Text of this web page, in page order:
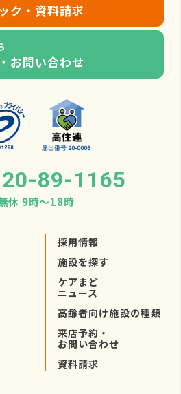
ク・資料請求
お問い合わせ
89-1165
休 9時〜18時
採用情報
施設を探す
ケアまど
ニュース
高齢者向け施設の種類
来店予約・
お問い合わせ
資料請求